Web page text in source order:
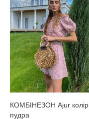
КОМБІНЕЗОН Ajur колір
пудра